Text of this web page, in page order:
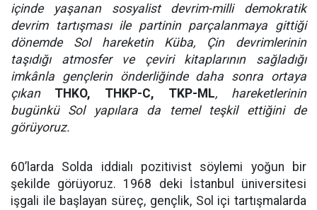
içinde yaşanan sosyalist devrim-milli demokratik
devrim tartışması ile partinin parçalanmaya gittiği
dönemde Sol hareketin Küba, Çin devrimlerinin
taşıdığı atmosfer ve çeviri kitaplarının sağladığı
imkânla gençlerin önderliğinde daha sonra ortaya
çıkan THKO, THKP-C, TKP-ML, hareketlerinin
bugünkü Sol yapılara da temel teşkil ettiğini de
görüyoruz.
60’larda Solda iddialı pozitivist söylemi yoğun bir
şekilde görüyoruz. 1968 deki İstanbul üniversitesi
işgali ile başlayan süreç, gençlik, Sol içi tartışmalarda